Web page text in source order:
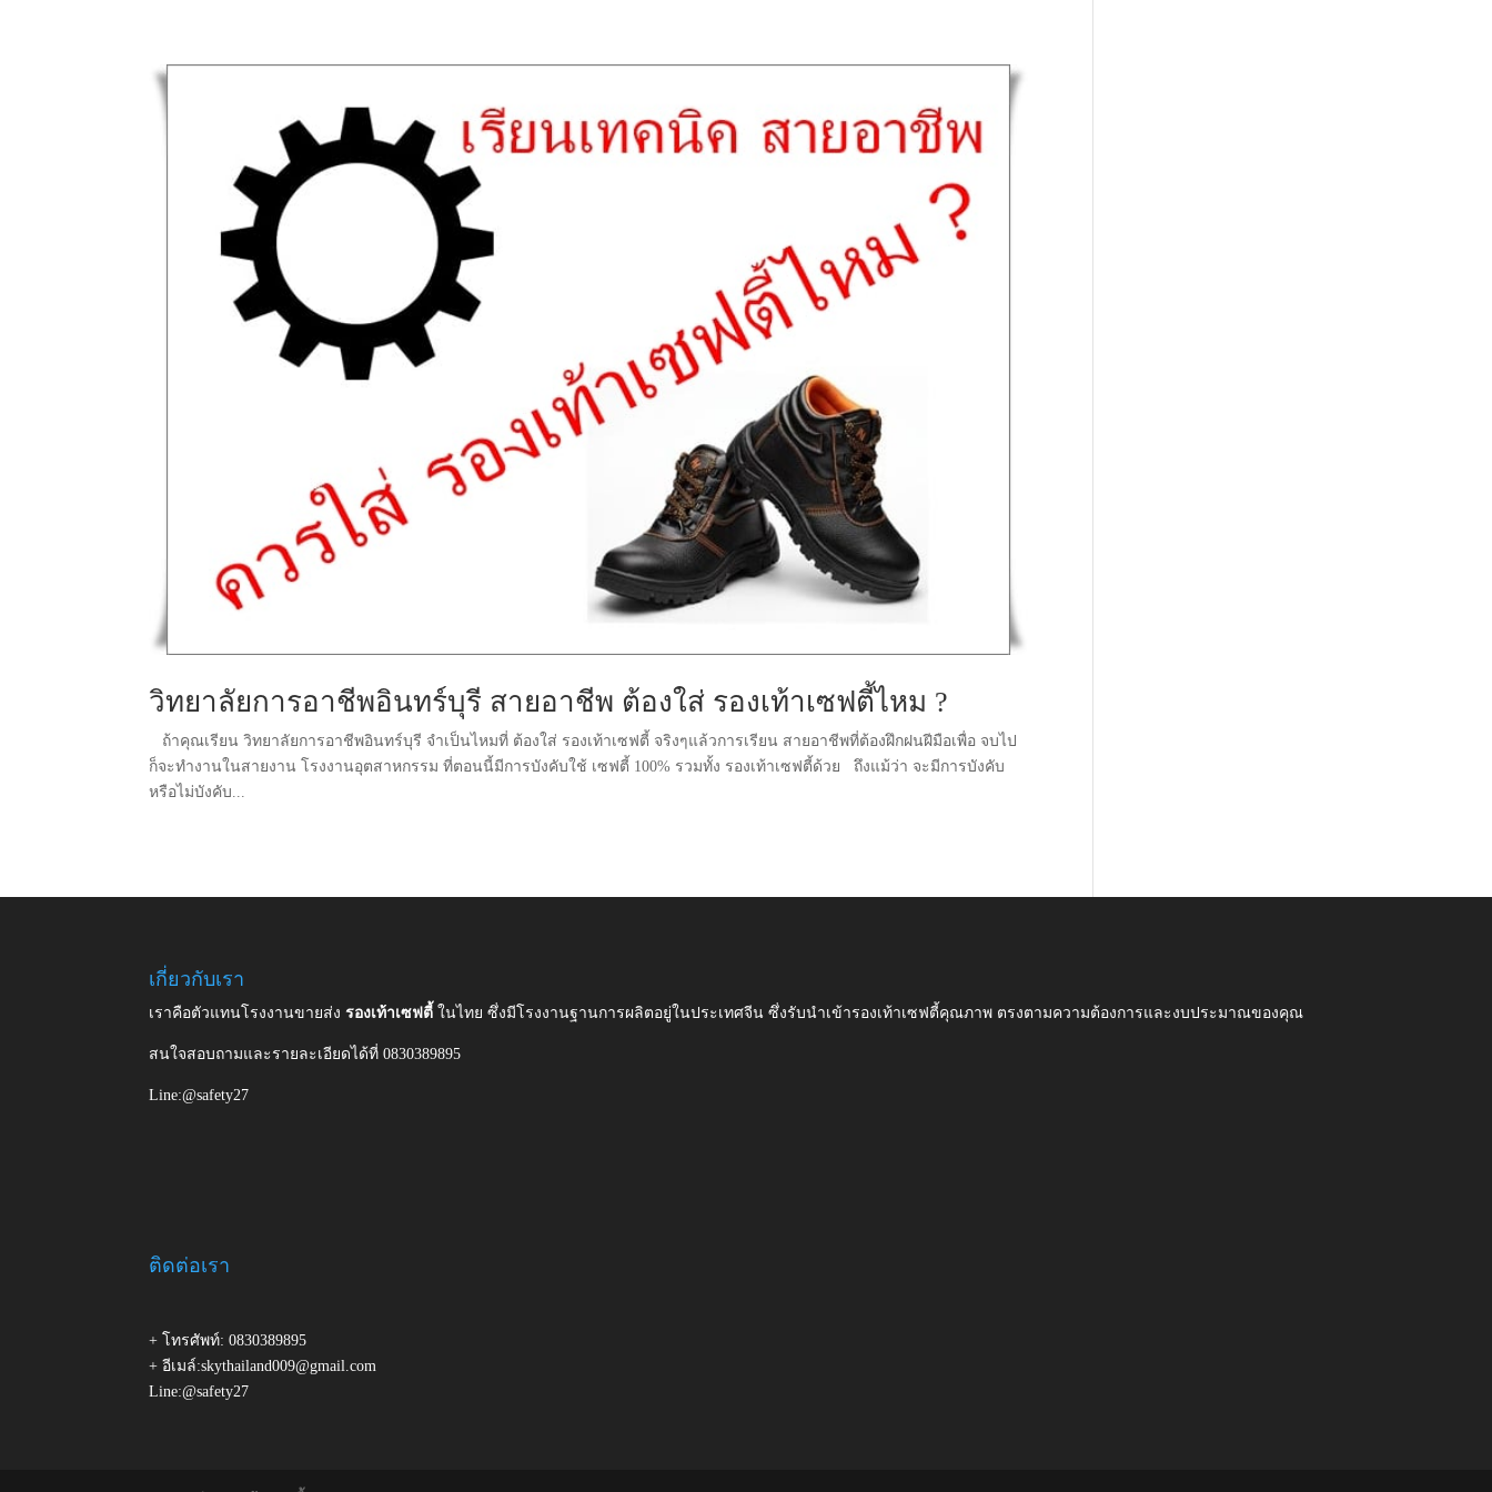
วิทยาลัยการอาชีพอินทร์บุรี สายอาชีพ ต้องใส่ รองเท้าเซฟตี้ไหม ?
ถ้าคุณเรียน วิทยาลัยการอาชีพอินทร์บุรี จำเป็นไหมที่ ต้องใส่ รองเท้าเซฟตี้ จริงๆแล้วการเรียน สายอาชีพที่ต้องฝึกฝนฝีมือเพื่อ จบไป
ก็จะทำงานในสายงาน โรงงานอุตสาหกรรม ที่ตอนนี้มีการบังคับใช้ เซฟตี้ 100% รวมทั้ง รองเท้าเซฟตี้ด้วย ถึงแม้ว่า จะมีการบังคับ
หรือไม่บังคับ...
เกี่ยวกับเรา
เราคือตัวแทนโรงงานขายส่งรองเท้าเซฟตี้ในไทย ซึ่งมีโรงงานฐานการผลิตอยู่ในประเทศจีน ซึ่งรับนำเข้ารองเท้าเซฟตี้คุณภาพ ตรงตามความต้องการและงบประมาณของคุณ
สนใจสอบถามและรายละเอียดได้ที่ 0830389895
Line:@safety27
ติดต่อเรา
+ โทรศัพท์: 0830389895
+ อีเมล์:skythailand009@gmail.com
Line:@safety27